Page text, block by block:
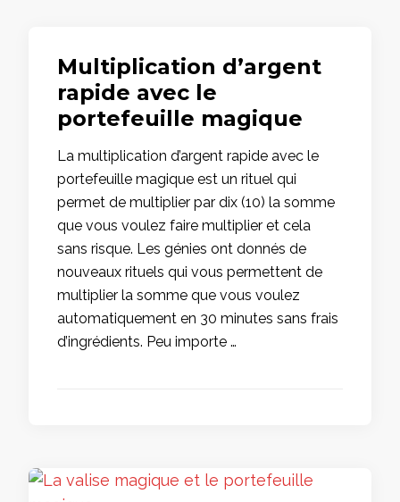
Multiplication d’argent
rapide avec le
portefeuille magique
La multiplication d’argent rapide avec le
portefeuille magique est un rituel qui
permet de multiplier par dix (10) la somme
que vous voulez faire multiplier et cela
sans risque. Les génies ont donnés de
nouveaux rituels qui vous permettent de
multiplier la somme que vous voulez
automatiquement en 30 minutes sans frais
d’ingrédients. Peu importe …